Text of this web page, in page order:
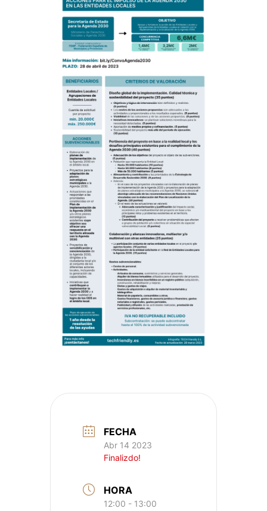
FECHA
Abr 14 2023
Finalizdo!
HORA
12:00 - 13:00